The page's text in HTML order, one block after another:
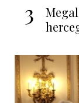
3